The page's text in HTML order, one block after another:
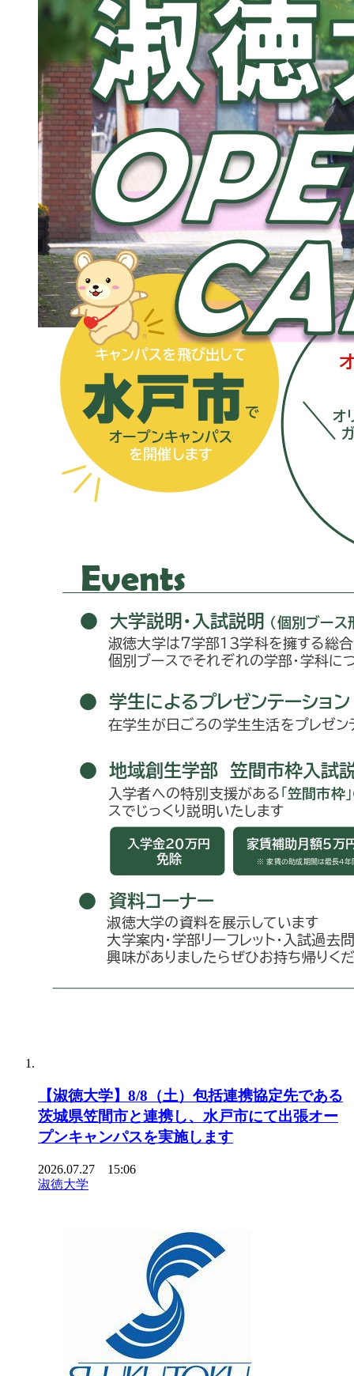
【淑徳大学】8/8（土）包括連携協定先である
茨城県笠間市と連携し、水戸市にて出張オー
プンキャンパスを実施します
2026.07.27 15:06
淑徳大学